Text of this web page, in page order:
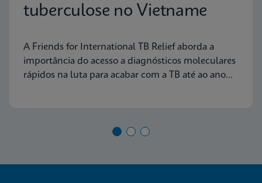
tuberculose no Vietname
A Friends for International TB Relief aborda a
importância do acesso a diagnósticos moleculares
rápidos na luta para acabar com a TB até ao ano